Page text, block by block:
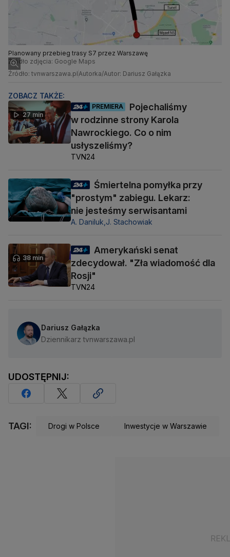
Planowany przebieg trasy S7 przez Warszawę
Źródło zdjęcia: Google Maps
Źródło: tvnwarszawa.pl Autorka/Autor: Dariusz Gałązka
ZOBACZ TAKŻE:
27 min
PREMIERA
Pojechaliśmy
w rodzinne strony Karola
Nawrockiego. Co o nim
usłyszeliśmy?
TVN24
Śmiertelna pomyłka przy
"prostym" zabiegu. Lekarz:
nie jesteśmy serwisantami
A. Daniluk, J. Stachowiak
38 min
Amerykański senat
zdecydował. "Zła wiadomość dla
Rosji"
TVN24
Dariusz Gałązka
Dziennikarz tvnwarszawa.pl
UDOSTĘPNIJ:
TAGI: Drogi w Polsce Inwestycje w Warszawie